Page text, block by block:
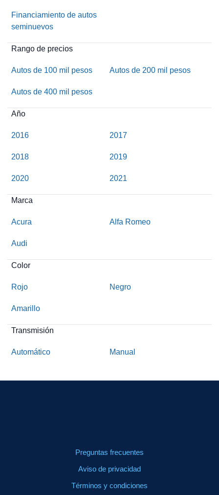
Financiamiento de autos
seminuevos
Rango de precios
Autos de 100 mil pesos Autos de 200 mil pesos
Autos de 400 mil pesos
Año
2016 2017
2018 2019
2020 2021
Marca
Acura Alfa Romeo
Audi
Color
Rojo Negro
Amarillo
Transmisión
Automático Manual
Preguntas frecuentes
Aviso de privacidad
Términos y condiciones